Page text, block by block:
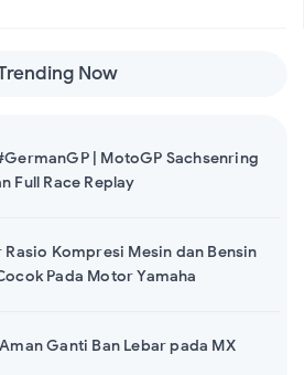
Now
Replay
| MotoGP Sachsenring
Full Race Replay
Rasio Kompresi Mesin dan Bensin
Pada Motor Yamaha
Ganti Ban Lebar pada MX